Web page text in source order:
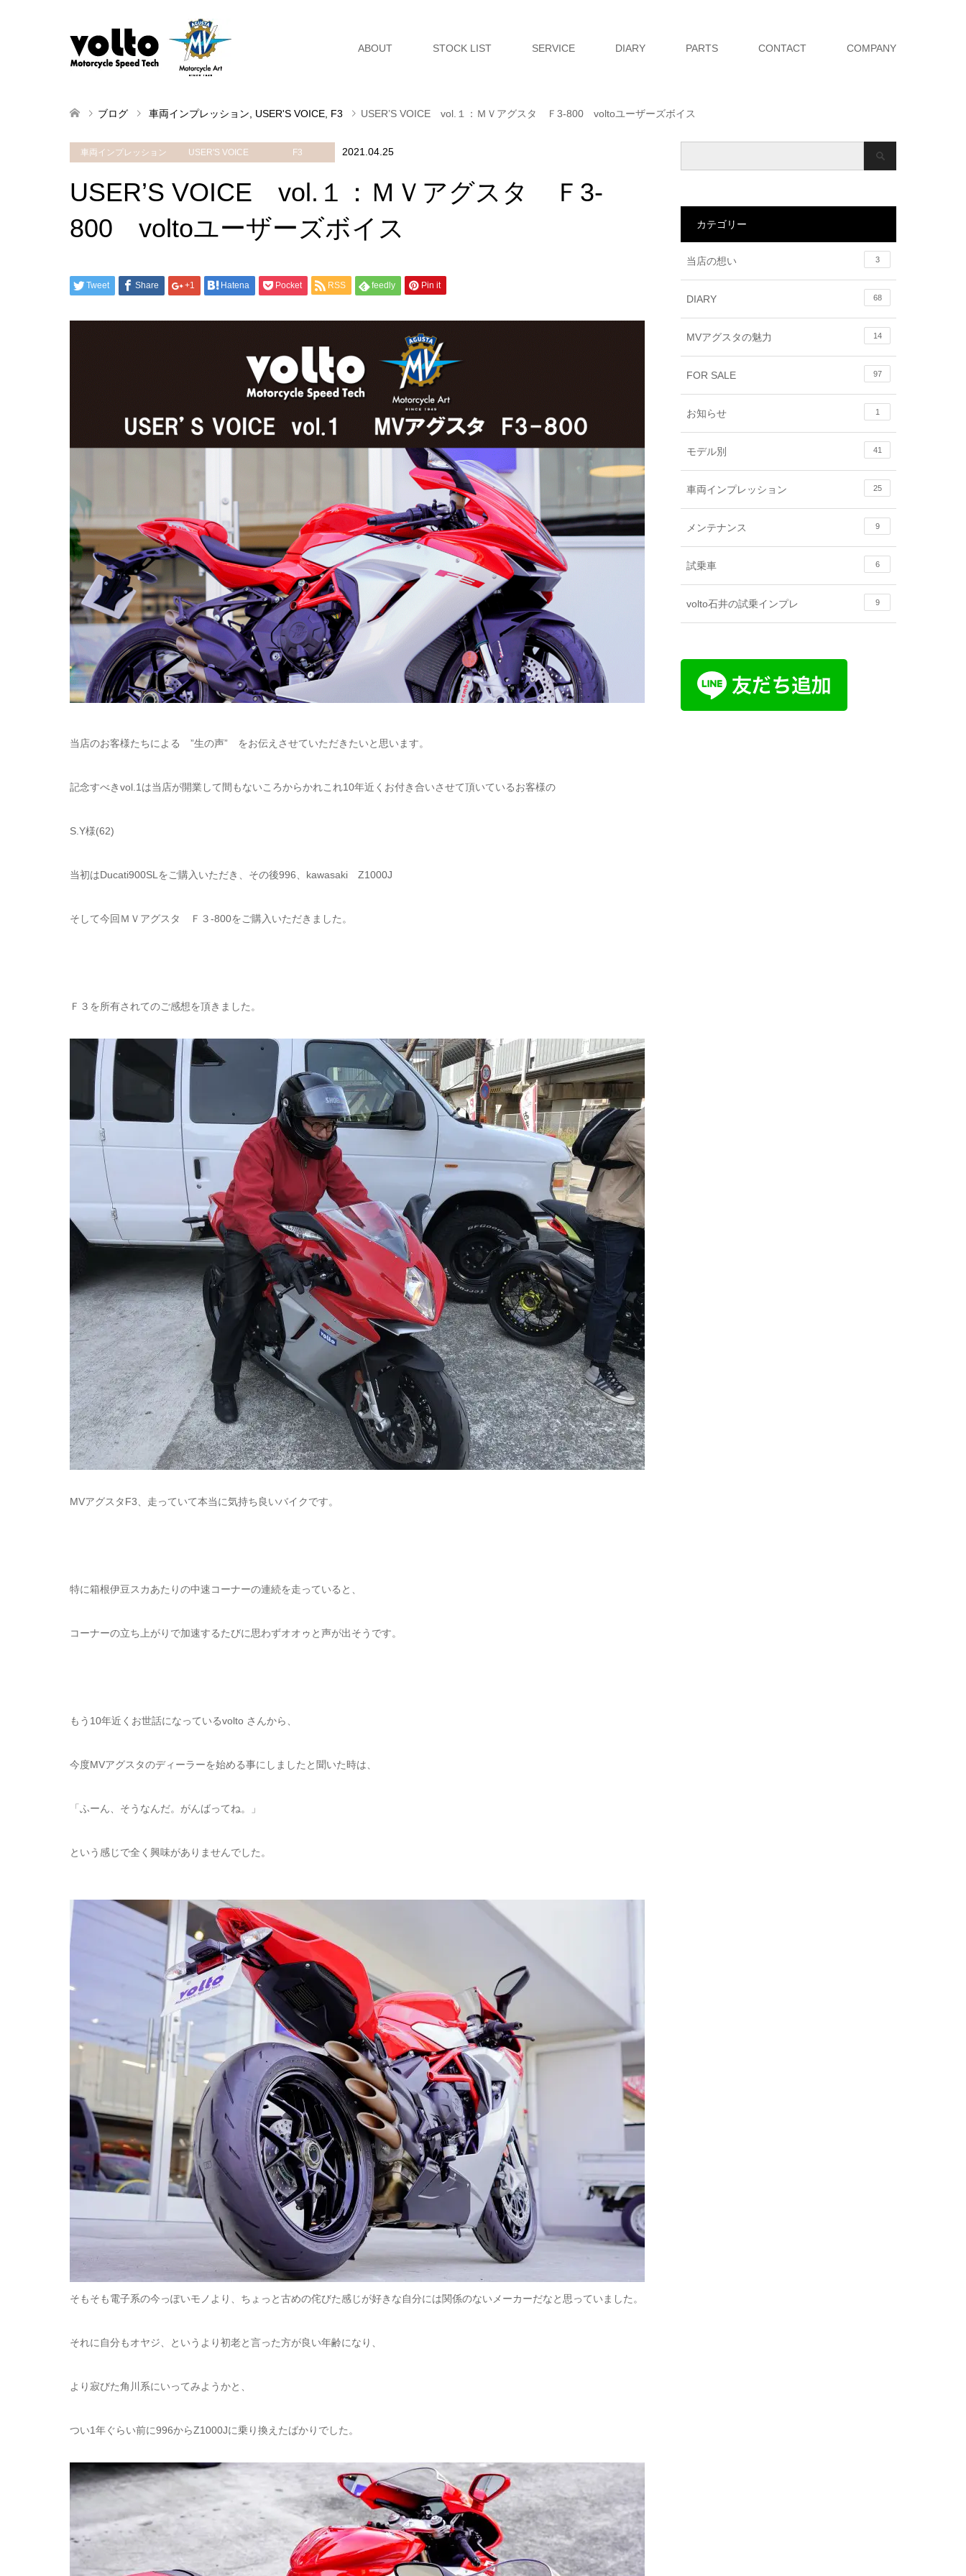
ABOUT STOCK LIST SERVICE DIARY PARTS CONTACT COMPANY
ブログ 車両インプレッション USER'S VOICE F3 USER’S VOICE vol.１：ＭＶアグスタ Ｆ3-800 voltoユーザーズボイス
車両インプレッション USER'S VOICE F3 2021.04.25
USER’S VOICE vol.１：ＭＶアグスタ Ｆ3-
800 voltoユーザーズボイス
Tweet Share +1 Hatena Pocket RSS feedly Pin it
当店のお客様たちによる ”生の声” をお伝えさせていただきたいと思います。
記念すべきvol.1は当店が開業して間もないころからかれこれ10年近くお付き合いさせて頂いているお客様の
S.Y様(62)
当初はDucati900SLをご購入いただき、その後996、kawasaki Z1000J
そして今回ＭＶアグスタ Ｆ３-800をご購入いただきました。
Ｆ３を所有されてのご感想を頂きました。
MVアグスタF3、走っていて本当に気持ち良いバイクです。
特に箱根伊豆スカあたりの中速コーナーの連続を走っていると、
コーナーの立ち上がりで加速するたびに思わずオオゥと声が出そう です。
もう10年近くお世話になっているvolto さんから、
今度MVアグスタのディーラーを始める事にしましたと聞いた時は、
「 ふーん、そうなんだ。がんばってね。」
という感じで全く興味がありませんでした。
そもそも電子系の今っぽいモノより、 ちょっと古めの侘びた感じが好きな自分には関係のないメーカーだなと思っていました。
それに自分もオヤジ、 というより初老と言った方が良い年齢になり、
より寂びた角川系にいってみようかと、
つい1年ぐらい前に996からZ1000Jに乗り換えたばかりでした。
カテゴリー
当店の想い 3
DIARY 68
MVアグスタの魅力 14
FOR SALE 97
お知らせ 1
モデル別 41
車両インプレッション 25
メンテナンス 9
試乗車 6
volto石井の試乗インプレ 9